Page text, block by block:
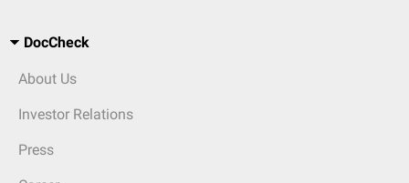
DocCheck
About Us
Investor Relations
Press